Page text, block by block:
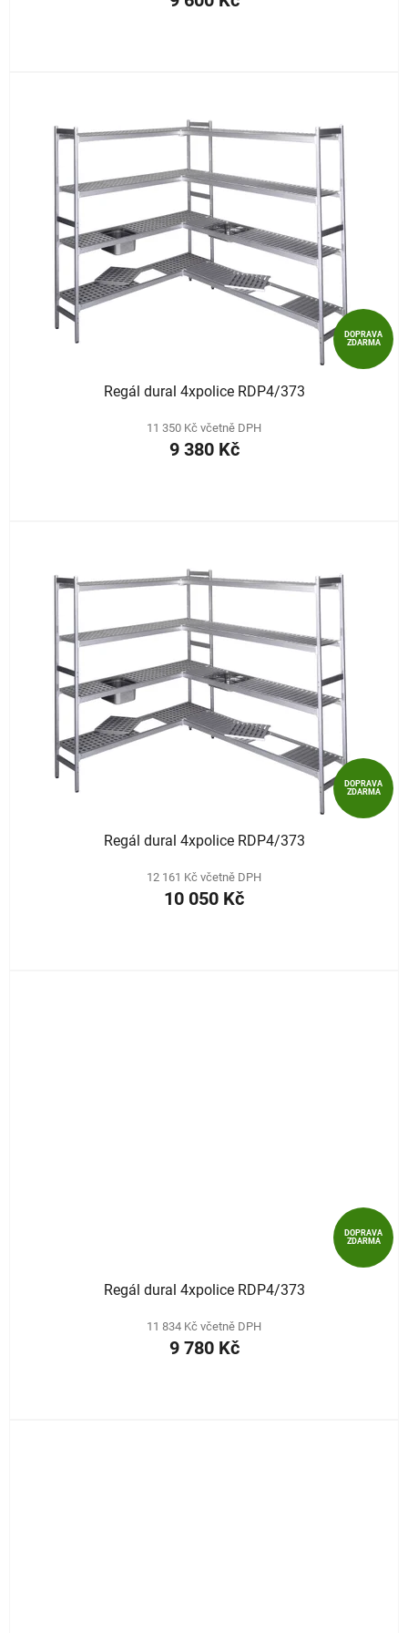
DOPRAVA
ZDARMA
Regál dural 4xpolice RDP4/373
11 350 Kč včetně DPH
9 380 Kč
DOPRAVA
ZDARMA
Regál dural 4xpolice RDP4/373
12 161 Kč včetně DPH
10 050 Kč
DOPRAVA
ZDARMA
Regál dural 4xpolice RDP4/373
11 834 Kč včetně DPH
9 780 Kč